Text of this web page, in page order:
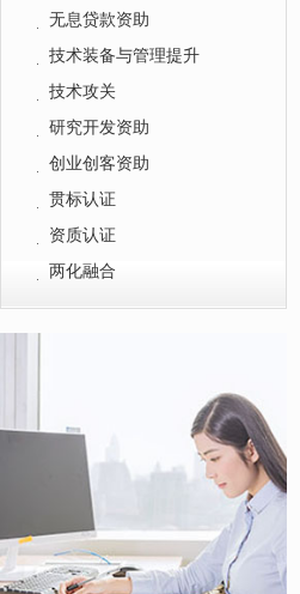
无息贷款资助
技术装备与管理提升
技术攻关
研究开发资助
创业创客资助
贯标认证
资质认证
两化融合